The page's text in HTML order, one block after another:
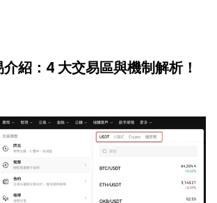
紹：4 大交易區與機制解析！